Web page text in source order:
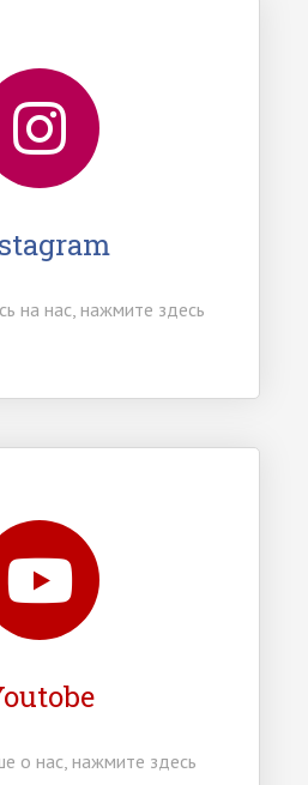
на нас, нажмите здесь
о нас, нажмите здесь